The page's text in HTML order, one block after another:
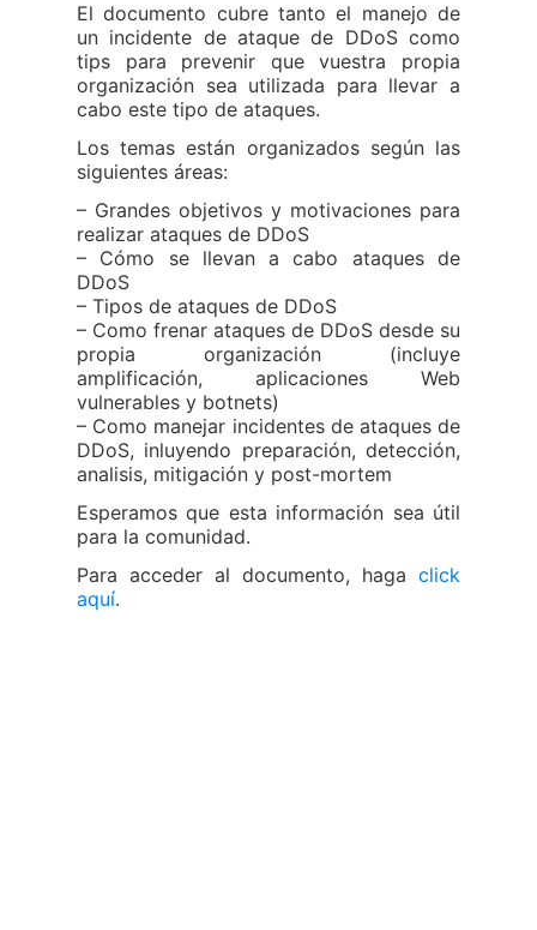
El documento cubre tanto el manejo de
un incidente de ataque de DDoS como
tips para prevenir que vuestra propia
organización sea utilizada para llevar a
cabo este tipo de ataques.
Los temas están organizados según las
siguientes áreas:
– Grandes objetivos y motivaciones para
realizar ataques de DDoS
– Cómo se llevan a cabo ataques de
DDoS
– Tipos de ataques de DDoS
– Como frenar ataques de DDoS desde su
propia organización (incluye
amplificación, aplicaciones Web
vulnerables y botnets)
– Como manejar incidentes de ataques de
DDoS, inluyendo preparación, detección,
analisis, mitigación y post-mortem
Esperamos que esta información sea útil
para la comunidad.
Para acceder al documento, haga click
aquí.